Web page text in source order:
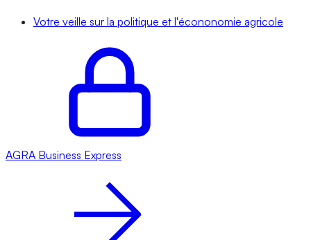
Votre veille sur la politique et l'écononomie agricole
AGRA Business Express